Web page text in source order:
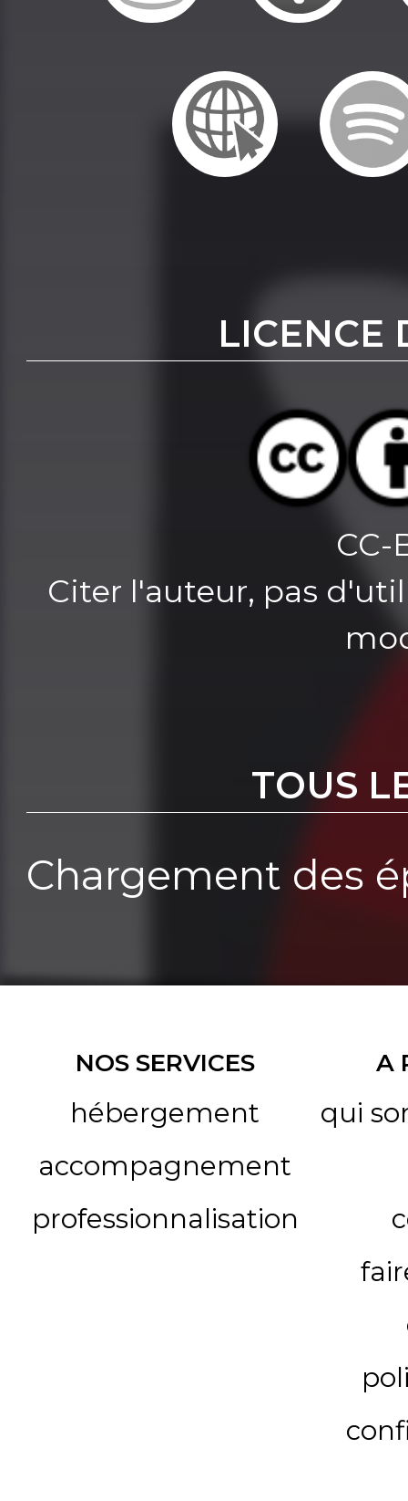
LICENCE
CC-
Citer l'auteur, pas
TOUS
Chargement des
NOS SERVICES
hébergement
accompagnement
professionnalisation
A
qui